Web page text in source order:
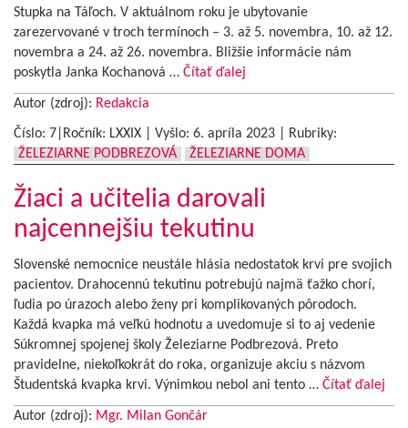
Stupka na Táľoch. V aktuálnom roku je ubytovanie
zarezervované v troch termínoch – 3. až 5. novembra, 10. až 12.
novembra a 24. až 26. novembra. Bližšie informácie nám
poskytla Janka Kochanová … Čítať ďalej
Autor (zdroj): Redakcia
Číslo: 7|Ročník: LXXIX | Vyšlo: 6. apríla 2023
Rubriky:
ŽELEZIARNE PODBREZOVÁ
ŽELEZIARNE DOMA
Žiaci a učitelia darovali
najcennejšiu tekutinu
Slovenské nemocnice neustále hlásia nedostatok krvi pre svojich
pacientov. Drahocennú tekutinu potrebujú najmä ťažko chorí,
ľudia po úrazoch alebo ženy pri komplikovaných pôrodoch.
Každá kvapka má veľkú hodnotu a uvedomuje si to aj vedenie
Súkromnej spojenej školy Železiarne Podbrezová. Preto
pravidelne, niekoľkokrát do roka, organizuje akciu s názvom
Študentská kvapka krvi. Výnimkou nebol ani tento … Čítať ďalej
Autor (zdroj): Mgr. Milan Gončár